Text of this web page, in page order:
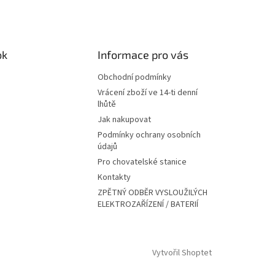
Informace pro vás
Obchodní podmínky
Vrácení zboží ve 14-ti denní
lhůtě
Jak nakupovat
Podmínky ochrany osobních
údajů
Pro chovatelské stanice
Kontakty
ZPĚTNÝ ODBĚR VYSLOUŽILÝCH
ELEKTROZAŘÍZENÍ / BATERIÍ
Vytvořil Shoptet